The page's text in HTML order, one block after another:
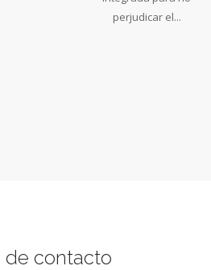
perjudicar el...
de contacto